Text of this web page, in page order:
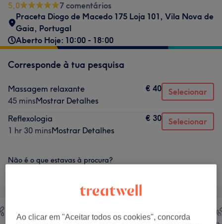
5,0
7 comentários
Praceta Diogo de Macedo 175 Loja 101, Vila Nova de
Gaia, Portugal
Aberto Hoje: 10:00 - 18:00
Corresponde à tua pesquisa
Massagem relaxante
45 minsMostrar Detalhes
€ 40 Selecionar
Reflexologia
1 hr 30 minsMostrar Detalhes
€ 30 Selecionar
Não é o que estavas à procura?
Ao clicar em "Aceitar todos os cookies", concorda